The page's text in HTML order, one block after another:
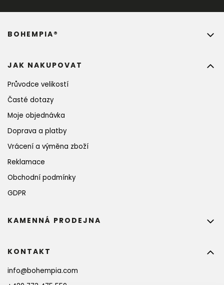
JAK NAKUPOVAT
Průvodce velikostí
Časté dotazy
Moje objednávka
Doprava a platby
Vrácení a výměna zboží
Reklamace
Obchodní podmínky
GDPR
BOHEMPIA®
KONTAKT
info@bohempia.com
KAMENNÁ PRODEJNA